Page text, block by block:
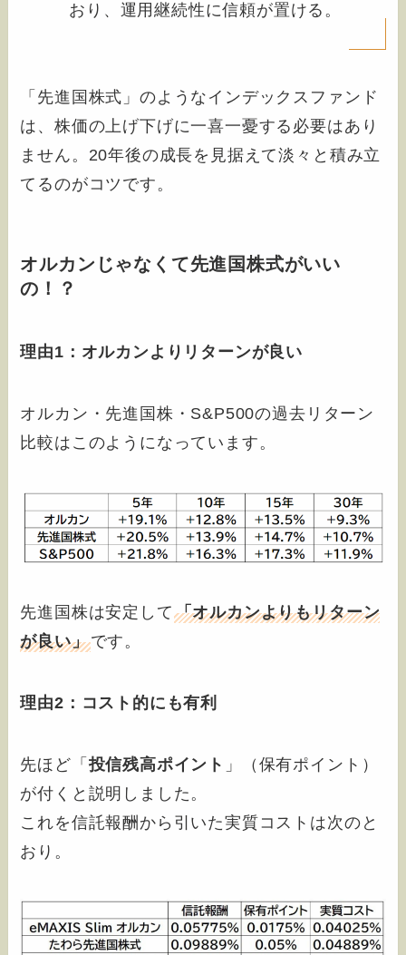
おり、運用継続性に信頼が置ける。
「先進国株式」のようなインデックスファンド
は、株価の上げ下げに一喜一憂する必要はあり
ません。20年後の成長を見据えて淡々と積み立
てるのがコツです。
オルカンじゃなくて先進国株式がいい
の！？
理由1：オルカンよりリターンが良い
オルカン・先進国株・S&P500の過去リターン
比較はこのようになっています。
先進国株は安定して 「オルカンよりもリターン
が良い」です。
理由2：コスト的にも有利
先ほど「 投信残高ポイント 」（保有ポイント）
が付くと説明しました。
これを信託報酬から引いた実質コストは次のと
おり。